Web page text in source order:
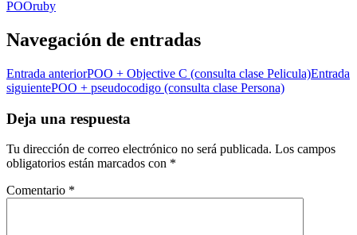
POOruby
Navegación de entradas
Entrada anteriorPOO + Objective C (consulta clase Pelicula)Entrada
siguientePOO + pseudocodigo (consulta clase Persona)
Deja una respuesta
Tu dirección de correo electrónico no será publicada. Los campos
obligatorios están marcados con *
Comentario *